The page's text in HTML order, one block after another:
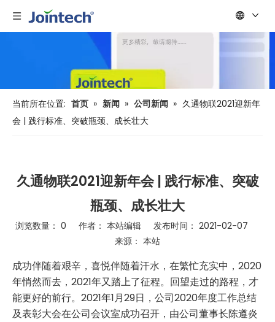
当前所在位置: 首页 » 新闻 » 公司新闻 » 久通物联2021迎新年
会 | 践行标准、突破瓶颈、成长壮大
久通物联2021迎新年会 | 践行标准、突破
瓶颈、成长壮大
浏览数量： 0 作者： 本站编辑 发布时间： 2021-02-07
来源： 本站
["wechat","weibo","qzone","douban","email"]
成功伴随着艰辛，喜悦伴随着汗水，在繁忙充实中，2020
年悄然而去，2021年又踏上了征程。回望走过的路程，才
能更好的前行。2021年1月29日，公司2020年度工作总结
及表彰大会在公司会议室成功召开，由公司董事长陈遵炎